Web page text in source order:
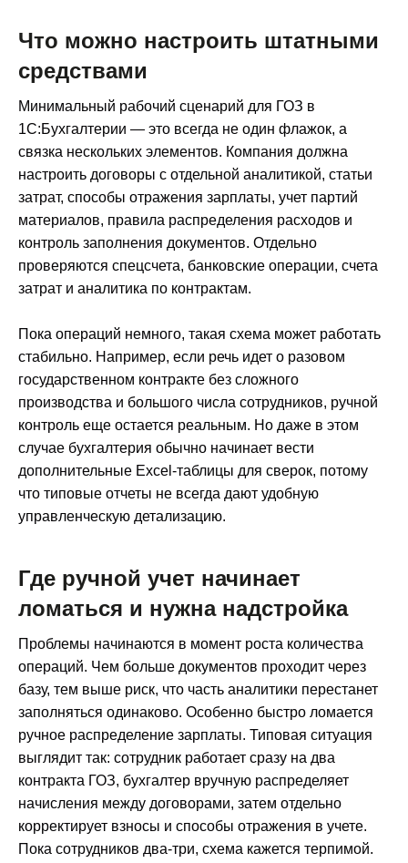
Что можно настроить штатными
средствами
Минимальный рабочий сценарий для ГОЗ в
1С:Бухгалтерии — это всегда не один флажок, а
связка нескольких элементов. Компания должна
настроить договоры с отдельной аналитикой, статьи
затрат, способы отражения зарплаты, учет партий
материалов, правила распределения расходов и
контроль заполнения документов. Отдельно
проверяются спецсчета, банковские операции, счета
затрат и аналитика по контрактам.
Пока операций немного, такая схема может работать
стабильно. Например, если речь идет о разовом
государственном контракте без сложного
производства и большого числа сотрудников, ручной
контроль еще остается реальным. Но даже в этом
случае бухгалтерия обычно начинает вести
дополнительные Excel-таблицы для сверок, потому
что типовые отчеты не всегда дают удобную
управленческую детализацию.
Где ручной учет начинает
ломаться и нужна надстройка
Проблемы начинаются в момент роста количества
операций. Чем больше документов проходит через
базу, тем выше риск, что часть аналитики перестанет
заполняться одинаково. Особенно быстро ломается
ручное распределение зарплаты. Типовая ситуация
выглядит так: сотрудник работает сразу на два
контракта ГОЗ, бухгалтер вручную распределяет
начисления между договорами, затем отдельно
корректирует взносы и способы отражения в учете.
Пока сотрудников два-три, схема кажется терпимой.